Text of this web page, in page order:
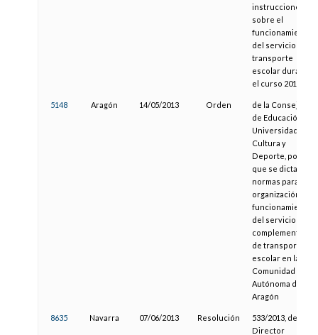
instrucciones
sobre el
funcionamiento
del servicio de
transporte
escolar durante
el curso 2012-13
5148 Aragón 14/05/2013 Orden
de la Consejera
de Educación,
Universidad,
Cultura y
Deporte, por la
que se dictan
normas para la
organización y
funcionamiento
del servicio
complementario
de transporte
escolar en la
Comunidad
Autónoma de
Aragón
8635 Navarra 07/06/2013 Resolución
533/2013, del
Director